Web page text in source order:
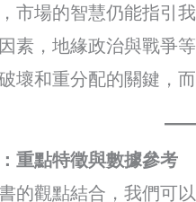
市場的智慧仍能指引
素，地緣政治與戰爭
壞和重分配的關鍵，
重點特徵與數據參考
的觀點結合，我們可